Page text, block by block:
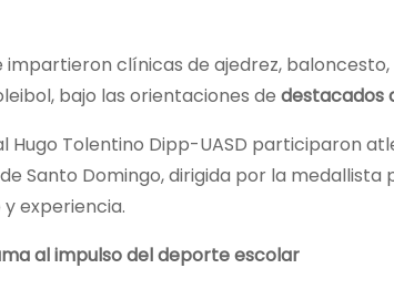
impartieron clínicas de ajedrez,
bajo las orientaciones de destacados
Hugo Tolentino Dipp-UASD participaron
Santo Domingo, dirigida por la medallista
experiencia.
al impulso del deporte escolar